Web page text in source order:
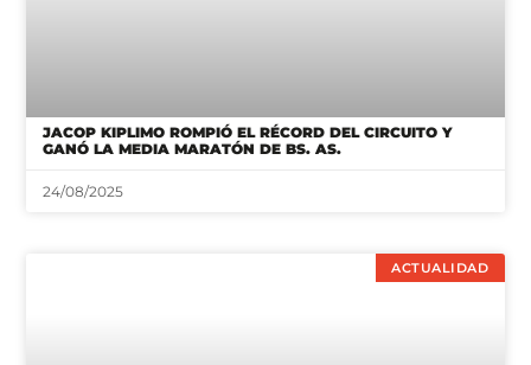
JACOP KIPLIMO ROMPIÓ EL RÉCORD DEL CIRCUITO Y
GANÓ LA MEDIA MARATÓN DE BS. AS.
24/08/2025
ACTUALIDAD